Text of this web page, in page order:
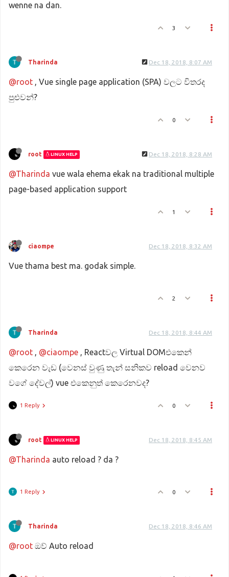
wenne na dan.
3
Tharinda Dec 18, 2018, 8:07 AM
@root , Vue single page application (SPA) වලට විතරද
පුළුවන්?
0
root LINUX HELP Dec 18, 2018, 8:28 AM
@Tharinda vue wala ehema ekak na traditional multiple
page-based application support
1
ciaompe Dec 18, 2018, 8:32 AM
Vue thama best ma. godak simple.
2
Tharinda Dec 18, 2018, 8:44 AM
@root , @ciaompe , Reactවල Virtual DOMඑකෙන්
කෙරෙන වැඩ (වෙනස් වුණු තැන් සනිකව reload වෙනව
වගේ දේවල්) vue එකෙනුත් කෙරෙනවද?
1 Reply 0
root LINUX HELP Dec 18, 2018, 8:45 AM
@Tharinda auto reload ? da ?
1 Reply 0
Tharinda Dec 18, 2018, 8:46 AM
@root ඔව් Auto reload